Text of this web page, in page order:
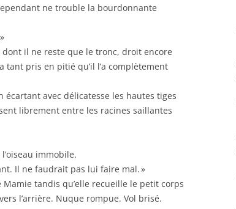
ne trouble la bourdonnante
il ne reste que le tronc, droit encore
tant pris en pitié qu’il l’a complètement
écartant avec délicatesse les hautes tiges
librement entre les racines saillantes
immobile.
Il ne faudrait pas lui faire mal. »
tandis qu’elle recueille le petit corps
l’arrière. Nuque rompue. Vol brisé.